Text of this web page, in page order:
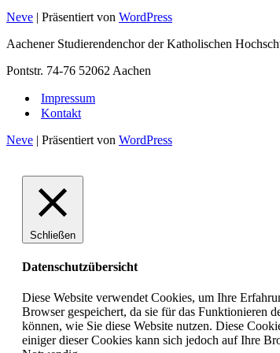
Neve | Präsentiert von WordPress
Aachener Studierendenchor der Katholischen
Pontstr. 74-76 52062 Aachen
Impressum
Kontakt
Neve | Präsentiert von WordPress
Schließen
Datenschutzübersicht
Diese Website verwendet Cookies, um Ihre
Browser gespeichert, da sie für das Funktionieren
können, wie Sie diese Website nutzen. Diese
einiger dieser Cookies kann sich jedoch auf Ihre